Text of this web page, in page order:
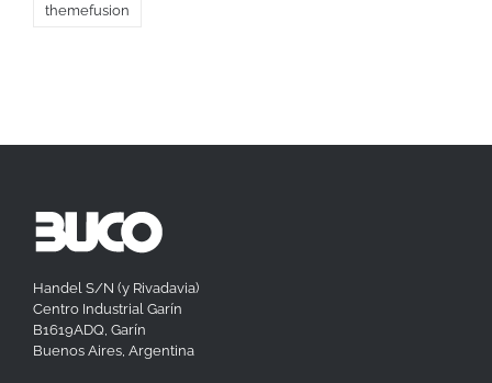
themefusion
Handel S/N (y Rivadavia)
Centro Industrial Garín
B1619ADQ, Garín
Buenos Aires, Argentina